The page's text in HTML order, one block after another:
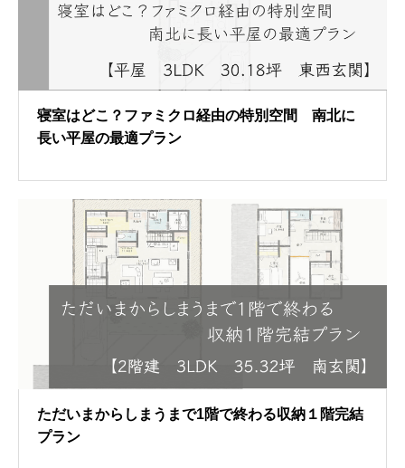
寝室はどこ？ファミクロ経由の特別空間 南北に
長い平屋の最適プラン
ただいまからしまうまで1階で終わる収納１階完結
プラン